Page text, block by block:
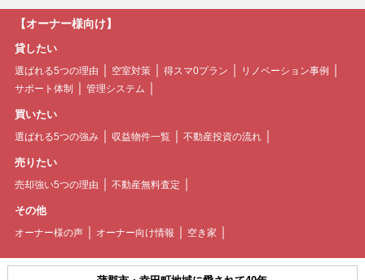
【オーナー様向け】
貸したい
選ばれる5つの理由 空室対策 得スマ0プラン
リノベーション事例
サポート体制
管理システム
買いたい
選ばれる5つの強み 収益物件一覧 不動産投資の流れ
売りたい
売却強い5つの理由 不動産無料査定
その他
オーナー様の声 オーナー向け情報 空き家